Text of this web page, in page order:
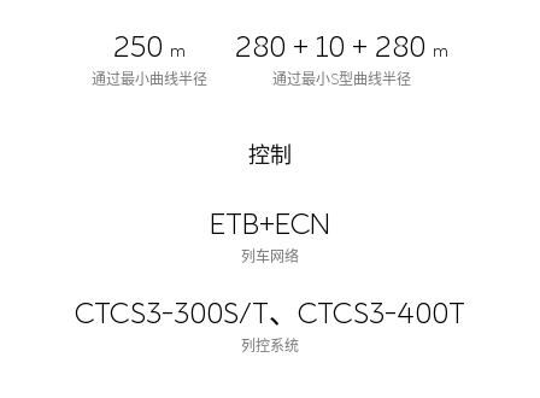
250 m
通过最小曲线半径
280 + 10 + 280 m
通过最小S型曲线半径
控制
ETB+ECN
列车网络
CTCS3-300S/T、CTCS3-400T
列控系统